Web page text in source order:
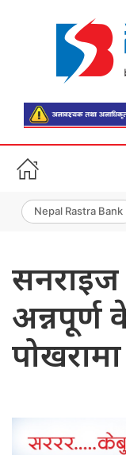
Nepal Rastra Bank
सनराइज